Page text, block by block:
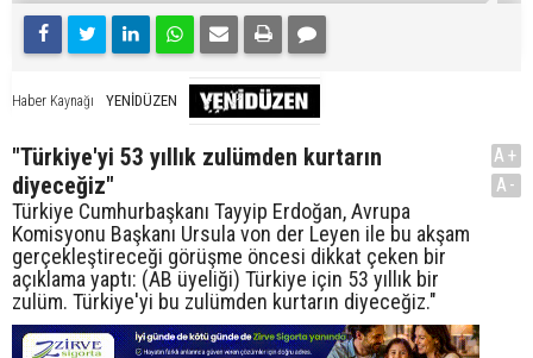
Haber Kaynağı YENİDÜZEN
"Türkiye'yi 53 yıllık zulümden kurtarın
diyeceğiz"
Türkiye Cumhurbaşkanı Tayyip Erdoğan, Avrupa
Komisyonu Başkanı Ursula von der Leyen ile bu akşam
gerçekleştireceği görüşme öncesi dikkat çeken bir
açıklama yaptı: (AB üyeliği) Türkiye için 53 yıllık bir
zulüm. Türkiye'yi bu zulümden kurtarın diyeceğiz."
A+
A-